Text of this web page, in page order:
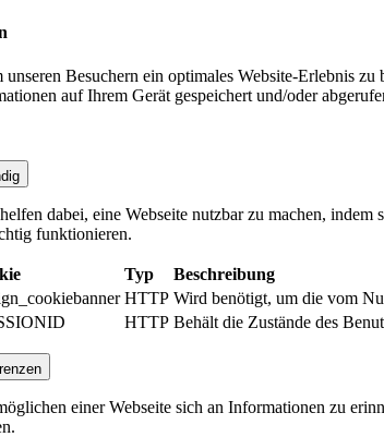
Besuchern ein optimales Website-Erlebnis
auf Ihrem Gerät gespeichert und/oder
dabei, eine Webseite nutzbar zu machen,
funktionieren.
Typ Beschreibung
HTTP Wird benötigt, um die vom
HTTP Behält die Zustände des
einer Webseite sich an Informationen zu